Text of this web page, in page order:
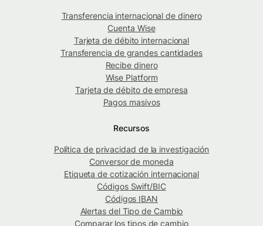
Transferencia internacional de dinero
Cuenta Wise
Tarjeta de débito internacional
Transferencia de grandes cantidades
Recibe dinero
Wise Platform
Tarjeta de débito de empresa
Pagos masivos
Recursos
Política de privacidad de la investigación
Conversor de moneda
Etiqueta de cotización internacional
Códigos Swift/BIC
Códigos IBAN
Alertas del Tipo de Cambio
Comparar los tipos de cambio